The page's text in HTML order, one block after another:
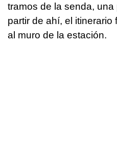
tramos de la senda,
partir de ahí, el itinerario
al muro de la estación.